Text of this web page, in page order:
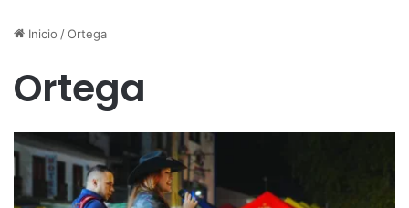
Inicio /Ortega
Ortega